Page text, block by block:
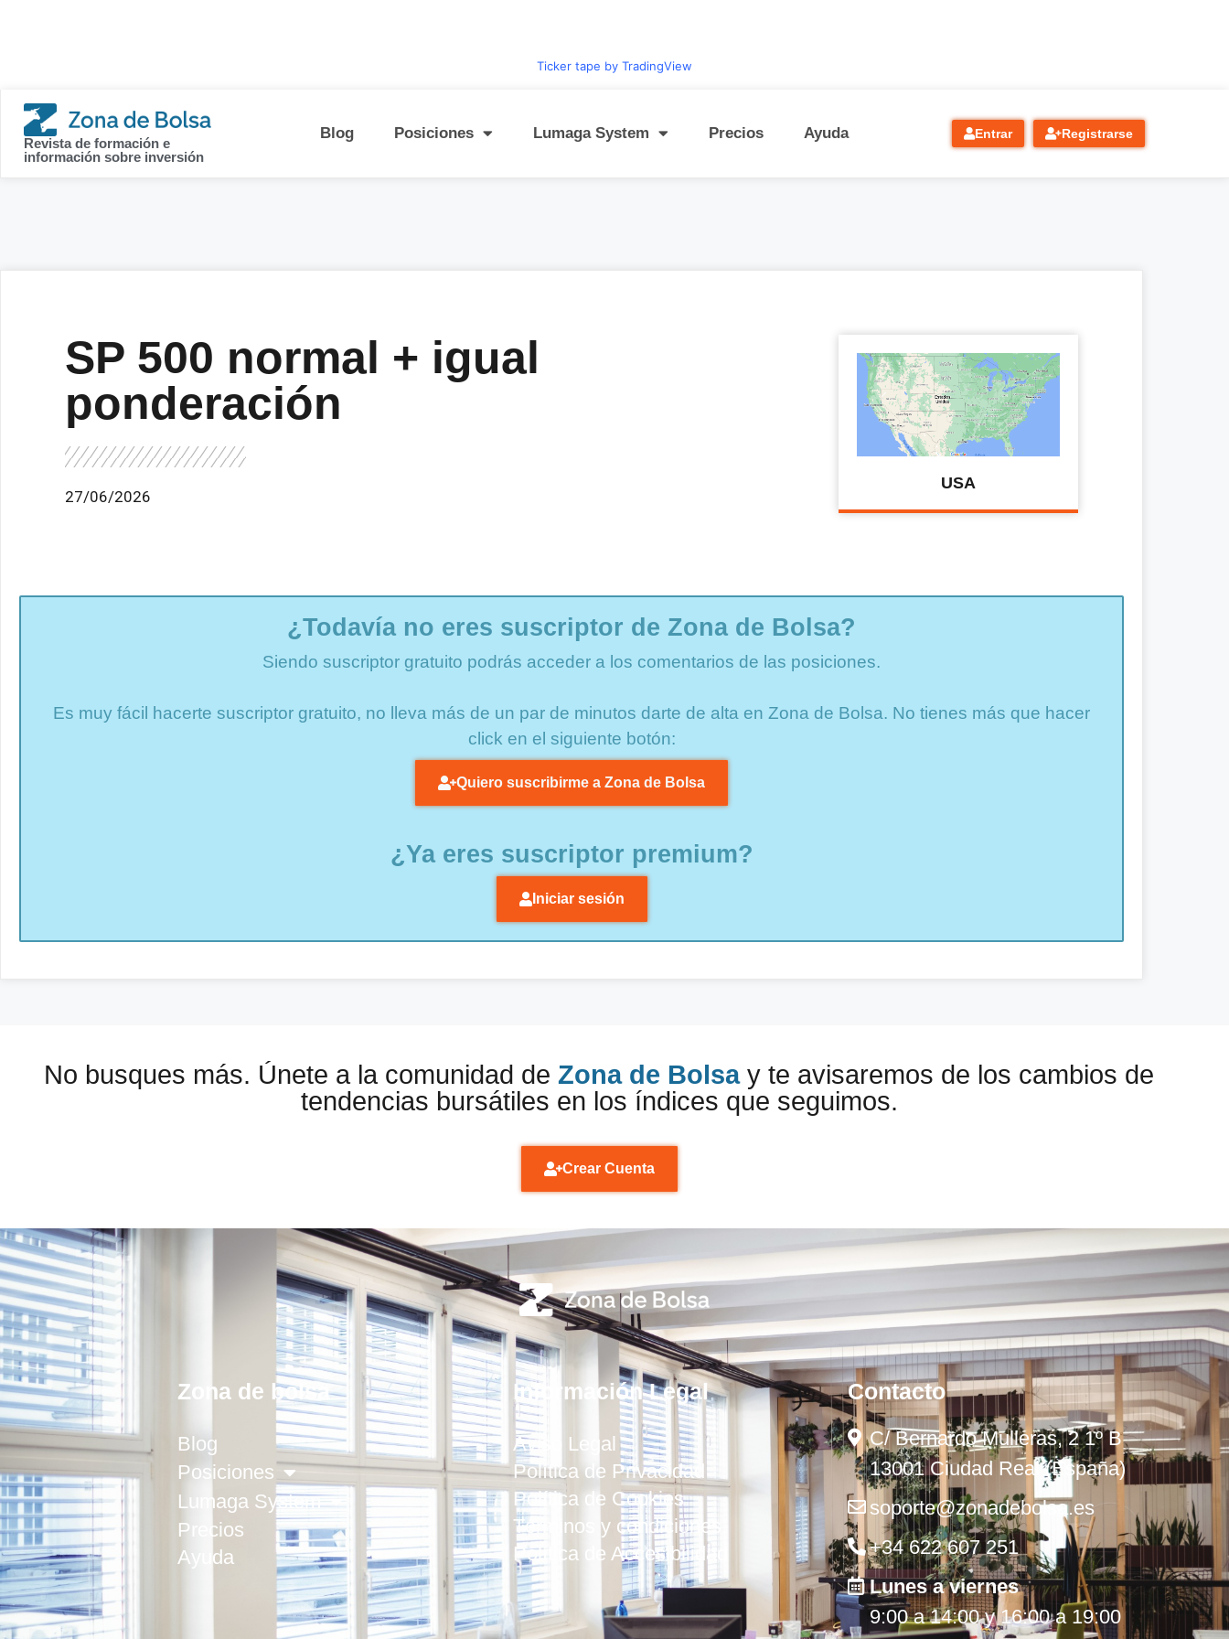
Ticker tape by TradingView
Revista de formación e
información sobre inversión
Blog Posiciones Lumaga System Precios Ayuda Entrar Registrarse
SP 500 normal + igual
ponderación
27/06/2026
USA
¿Todavía no eres suscriptor de Zona de Bolsa?
Siendo suscriptor gratuito podrás acceder a los comentarios de las posiciones.
Es muy fácil hacerte suscriptor gratuito, no lleva más de un par de minutos darte de alta en Zona de Bolsa. No tienes más que hacer
click en el siguiente botón:
Quiero suscribirme a Zona de Bolsa
¿Ya eres suscriptor premium?
Iniciar sesión
No busques más. Únete a la comunidad de Zona de Bolsay te avisaremos de los cambios de
tendencias bursátiles en los índices que seguimos.
Crear Cuenta
Zona de bolsa
Blog
Posiciones
Lumaga System
Precios
Ayuda
Información Legal
Aviso Legal
Política de Privacidad
Política de Cookies
Términos y condiciones
Política de Accesibilidad
Contacto
C/ Bernardo Mulleras, 2 1º B
13001 Ciudad Real (España)
soporte@zonadebolsa.es
+34 622 607 251
Lunes a viernes
9:00 a 14:00 y 16:00 a 19:00